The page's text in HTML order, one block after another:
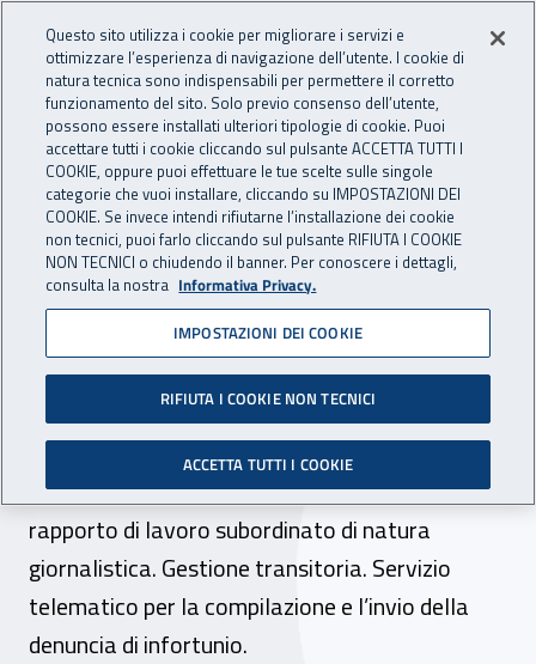
INAIL - Istituto Nazionale
Apri cerca
Navigazione principale
Navigazione - Ti trovi in:
Home Atti e documenti Circolari Inail
06 giugno 2023
06 giugno 2023
Circolare Inail n. 24 del 6
giugno 2023
Assicurazione degli infortuni dei giornalisti
professionisti, pubblicisti e praticanti titolari di
rapporto di lavoro subordinato di natura
giornalistica. Gestione transitoria. Servizio
telematico per la compilazione e l’invio della
denuncia di infortunio.
Questo sito utilizza i cookie per migliorare i servizi e
ottimizzare l’esperienza di navigazione dell’utente. I cookie di
natura tecnica sono indispensabili per permettere il corretto
funzionamento del sito. Solo previo consenso dell’utente,
possono essere installati ulteriori tipologie di cookie. Puoi
accettare tutti i cookie cliccando sul pulsante ACCETTA TUTTI I
COOKIE, oppure puoi effettuare le tue scelte sulle singole
categorie che vuoi installare, cliccando su IMPOSTAZIONI DEI
COOKIE. Se invece intendi rifiutarne l’installazione dei cookie
non tecnici, puoi farlo cliccando sul pulsante RIFIUTA I COOKIE
NON TECNICI o chiudendo il banner. Per conoscere i dettagli,
consulta la nostra Informativa Privacy.
IMPOSTAZIONI DEI COOKIE
RIFIUTA I COOKIE NON TECNICI
ACCETTA TUTTI I COOKIE